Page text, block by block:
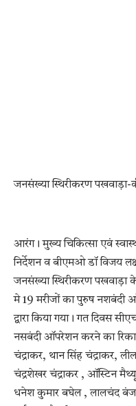
जनसंख्या स्थिरीकरण
आरंग। मुख्य चिकित्सा एवं
निर्देशन व बीएमओ डॉ विजय
जनसंख्या स्थिरीकरण पखवाड़ा
मे 19 मरीजों का पुरुष नशबंदी
द्वारा किया गया। गत दिवस
नसबंदी ऑपरेशन करने का
चंद्राकर, थान सिंह चंद्राकर,
चंद्रशेखर चंद्राकर , ऑस्टिन
धनेश कुमार बघेल , लालचंद